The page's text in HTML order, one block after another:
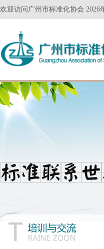
欢迎访问广州市标准化协会 2026